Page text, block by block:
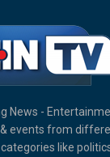
News -
events from
like